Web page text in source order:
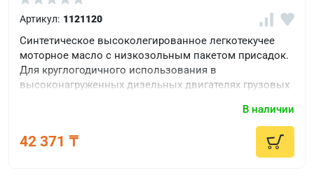
Артикул: 1121120
Синтетическое высоколегированное легкотекучее
моторное масло с низкозольным пакетом присадок.
Для круглогодичного использования в
высоконагруженных дизельных двигателях грузовых
В наличии
42 371 ₸